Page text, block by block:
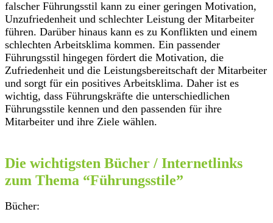
falscher Führungsstil kann zu einer geringen Motivation,
Unzufriedenheit und schlechter Leistung der Mitarbeiter
führen. Darüber hinaus kann es zu Konflikten und einem
schlechten Arbeitsklima kommen. Ein passender
Führungsstil hingegen fördert die Motivation, die
Zufriedenheit und die Leistungsbereitschaft der Mitarbeiter
und sorgt für ein positives Arbeitsklima. Daher ist es
wichtig, dass Führungskräfte die unterschiedlichen
Führungsstile kennen und den passenden für ihre
Mitarbeiter und ihre Ziele wählen.
Die wichtigsten Bücher / Internetlinks
zum Thema “Führungsstile”
Bücher: